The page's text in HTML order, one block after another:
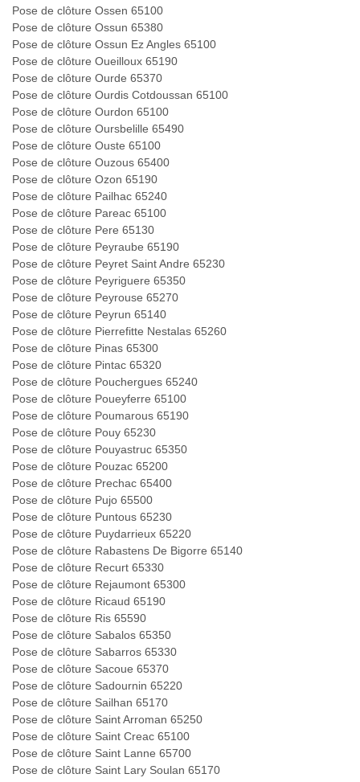
Pose de clôture Ossen 65100
Pose de clôture Ossun 65380
Pose de clôture Ossun Ez Angles 65100
Pose de clôture Oueilloux 65190
Pose de clôture Ourde 65370
Pose de clôture Ourdis Cotdoussan 65100
Pose de clôture Ourdon 65100
Pose de clôture Oursbelille 65490
Pose de clôture Ouste 65100
Pose de clôture Ouzous 65400
Pose de clôture Ozon 65190
Pose de clôture Pailhac 65240
Pose de clôture Pareac 65100
Pose de clôture Pere 65130
Pose de clôture Peyraube 65190
Pose de clôture Peyret Saint Andre 65230
Pose de clôture Peyriguere 65350
Pose de clôture Peyrouse 65270
Pose de clôture Peyrun 65140
Pose de clôture Pierrefitte Nestalas 65260
Pose de clôture Pinas 65300
Pose de clôture Pintac 65320
Pose de clôture Pouchergues 65240
Pose de clôture Poueyferre 65100
Pose de clôture Poumarous 65190
Pose de clôture Pouy 65230
Pose de clôture Pouyastruc 65350
Pose de clôture Pouzac 65200
Pose de clôture Prechac 65400
Pose de clôture Pujo 65500
Pose de clôture Puntous 65230
Pose de clôture Puydarrieux 65220
Pose de clôture Rabastens De Bigorre 65140
Pose de clôture Recurt 65330
Pose de clôture Rejaumont 65300
Pose de clôture Ricaud 65190
Pose de clôture Ris 65590
Pose de clôture Sabalos 65350
Pose de clôture Sabarros 65330
Pose de clôture Sacoue 65370
Pose de clôture Sadournin 65220
Pose de clôture Sailhan 65170
Pose de clôture Saint Arroman 65250
Pose de clôture Saint Creac 65100
Pose de clôture Saint Lanne 65700
Pose de clôture Saint Lary Soulan 65170